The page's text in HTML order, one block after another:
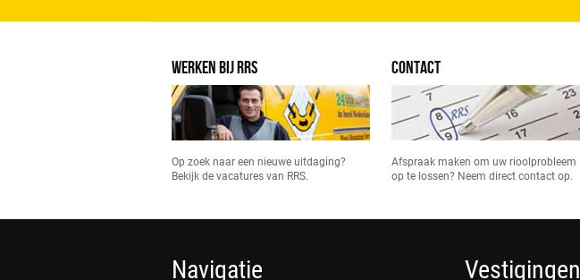
WERKEN BIJ RRS
Op zoek naar een nieuwe uitdaging?
Bekijk de vacatures van RRS.
CONTACT
Afspraak maken om uw rioolprobleem
op te lossen? Neem direct contact op.
Navigatie Vestigingen